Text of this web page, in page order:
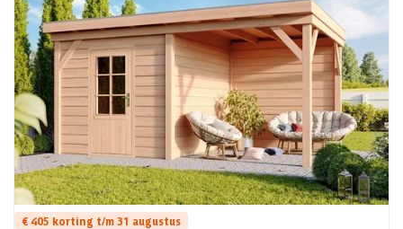
€ 405 korting t/m 31 augustus